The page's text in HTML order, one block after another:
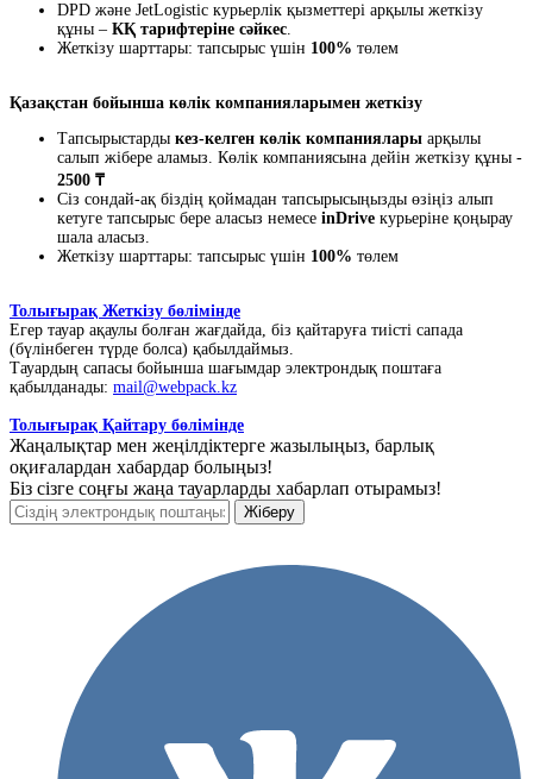
DPD және JetLogistic курьерлік қызметтері арқылы жеткізу
құны – КҚ тарифтеріне сәйкес.
Жеткізу шарттары: тапсырыс үшін 100% төлем
Қазақстан бойынша көлік компанияларымен жеткізу
Тапсырыстарды кез-келген көлік компаниялары арқылы
салып жібере аламыз. Көлік компаниясына дейін жеткізу құны -
2500 ₸
Сіз сондай-ақ біздің қоймадан тапсырысыңызды өзіңіз алып
кетуге тапсырыс бере аласыз немесе inDrive курьеріне қоңырау
шала аласыз.
Жеткізу шарттары: тапсырыс үшін 100% төлем
Толығырақ Жеткізу бөлімінде
Егер тауар ақаулы болған жағдайда, біз қайтаруға тиісті сапада
(бүлінбеген түрде болса) қабылдаймыз.
Тауардың сапасы бойынша шағымдар электрондық поштаға
қабылданады: mail@webpack.kz
Толығырақ Қайтару бөлімінде
Жаңалықтар мен жеңілдіктерге жазылыңыз, барлық
оқиғалардан хабардар болыңыз!
Біз сізге соңғы жаңа тауарларды хабарлап отырамыз!